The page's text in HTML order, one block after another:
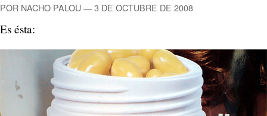
POR NACHO PALOU —3 DE OCTUBRE DE 2008
Es ésta: